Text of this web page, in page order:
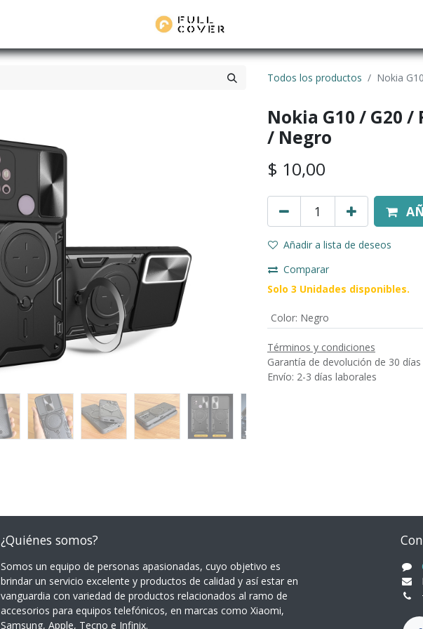
Todos los productos Nokia
Nokia G10 / G20
/ Negro
$ 10,00
Añadir a lista de deseos
Comparar
Solo 3 Unidades disponibles.
Color: Negro
Términos y condiciones
Garantía de devolución de 30 días
Envío: 2-3 días laborales
¿Quiénes somos?
Somos un equipo de personas apasionadas, cuyo objetivo es
brindar un servicio excelente y productos de calidad y así estar en
vanguardia con variedad de productos relacionados al ramo de
accesorios para equipos telefónicos, en marcas como Xiaomi,
Samsung, Apple, Tecno e Infinix.